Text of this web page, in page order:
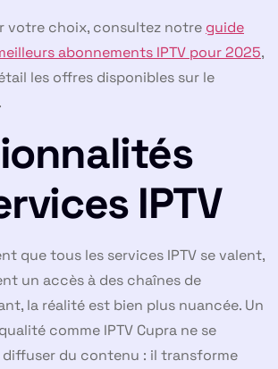
votre choix, consultez notre guide
abonnements IPTV pour 2025,
les offres disponibles sur le
IPTV
que tous les services IPTV se valent,
un accès à des chaînes de
la réalité est bien plus nuancée. Un
comme IPTV Cupra ne se
du contenu : il transforme